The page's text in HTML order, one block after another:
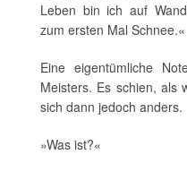
Leben bin ich auf
zum ersten Mal Schnee.«
Eine eigentümliche
Meisters. Es schien, als
sich dann jedoch anders.
»Was ist?«